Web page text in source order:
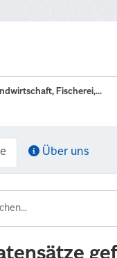
Fischerei,...
Über uns